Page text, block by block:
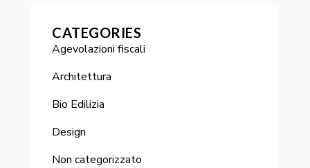
CATEGORIES
Agevolazioni fiscali
Architettura
Bio Edilizia
Design
Non categorizzato